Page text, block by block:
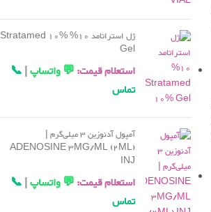
ژل استراتامد 10% Stratamed 10%
Gel
استعلام قیمت:💬 واتساپ|
📞
تماس
آمپول آدنوزین 3 میلی‌گرم |
ADENOSINE 3MG/ML (2ML)
INJ
استعلام قیمت:💬 واتساپ|
📞
تماس